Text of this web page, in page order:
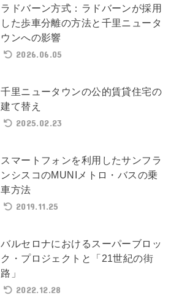
ラドバーン方式：ラドバーンが採用
した歩車分離の方法と千里ニュータ
ウンへの影響
2026.06.05
千里ニュータウンの公的賃貸住宅の
建て替え
2025.02.23
スマートフォンを利用したサンフラ
ンシスコのMUNIメトロ・バスの乗
車方法
2019.11.25
バルセロナにおけるスーパーブロッ
ク・プロジェクトと「21世紀の街
路」
2022.12.28